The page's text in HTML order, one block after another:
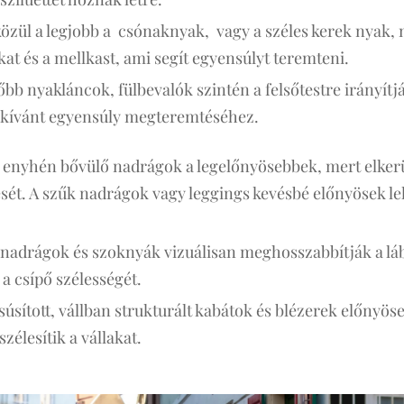
a legjobb a csónaknyak, vagy a széles kerek
és a mellkast, ami segít egyensúlyt teremteni.
nyakláncok, fülbevalók szintén a felsőtestre
egyensúly megteremtéséhez.
enyhén bővülő nadrágok a legelőnyösebbek, mert
A szűk nadrágok vagy leggings kevésbé előnyösek
és szoknyák vizuálisan meghosszabbítják a
csípő szélességét.
vállban strukturált kabátok és blézerek
a vállakat.